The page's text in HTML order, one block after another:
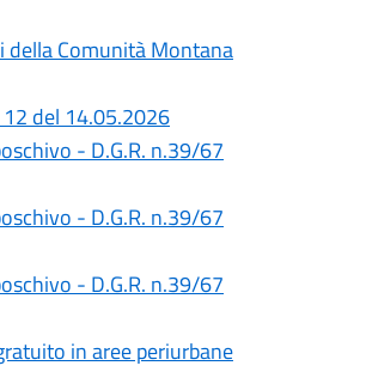
della Comunità Montana
del 14.05.2026
- D.G.R. n.39/67
- D.G.R. n.39/67
- D.G.R. n.39/67
in aree periurbane